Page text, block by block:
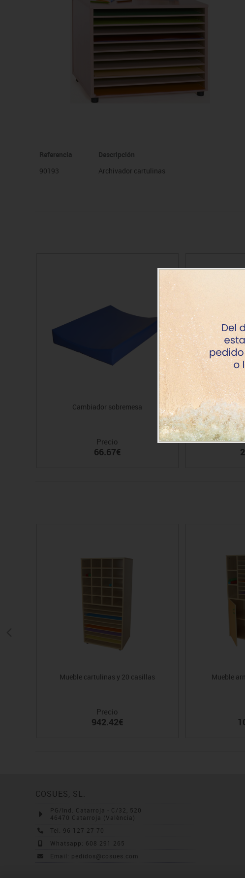
Plastifica, encuaderna, destruye
Papel y manipulados
Juegos de mesa
Juegos simbólicos
Pizarras, vitrinas y expositores
Sillas, bancos y taburetes
Referencia Descripción
90193
Archivador cartulinas
Cambiador sobremesa
Precio
66.67€
Mueble cartulinas y 20 casillas
Precio
942.42€
Mueble
COSUES, SL.
PG/Ind. Catarroja - C/32, 520
46470 Catarroja (València)
Tel: 96 127 27 70
Whatsapp: 608 291 265
Email: pedidos@cosues.com